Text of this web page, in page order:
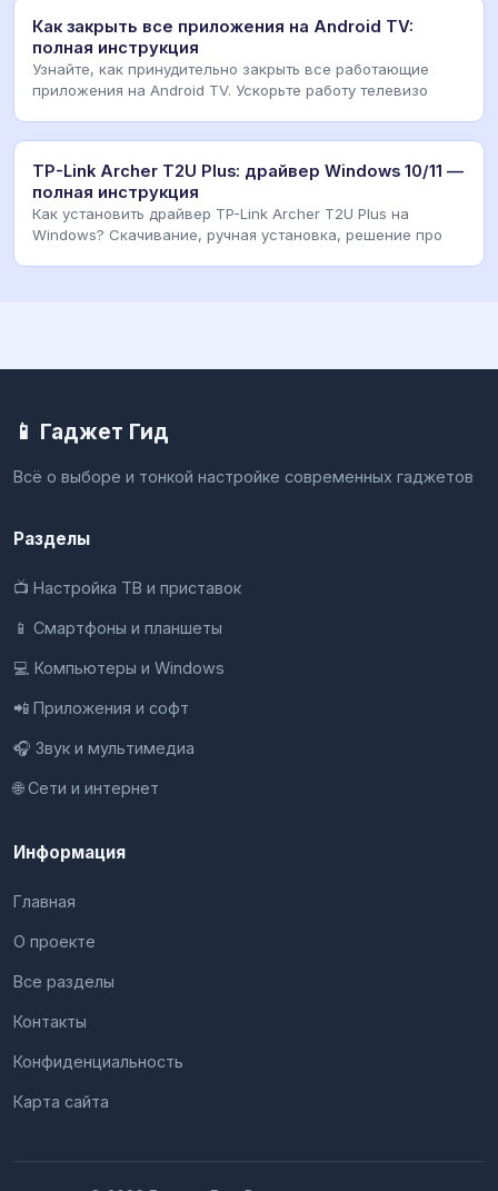
Как закрыть все приложения на Android TV:
полная инструкция
Узнайте, как принудительно закрыть все работающие
приложения на Android TV. Ускорьте работу телевизо
TP-Link Archer T2U Plus: драйвер Windows 10/11 —
полная инструкция
Как установить драйвер TP-Link Archer T2U Plus на
Windows? Скачивание, ручная установка, решение про
📱 Гаджет Гид
Всё о выборе и тонкой настройке современных гаджетов
Разделы
📺 Настройка ТВ и приставок
📱 Смартфоны и планшеты
💻 Компьютеры и Windows
📲 Приложения и софт
🎧 Звук и мультимедиа
🌐 Сети и интернет
Информация
Главная
О проекте
Все разделы
Контакты
Конфиденциальность
Карта сайта